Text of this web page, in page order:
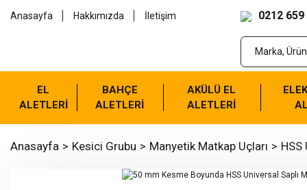
Anasayfa Hakkımızda İletişim 0212 659
EL
ALETLERİ
BAHÇE
ALETLERİ
AKÜLÜ EL
ALETLERİ
Anasayfa Kesici Grubu Manyetik Matkap Uçları HSS